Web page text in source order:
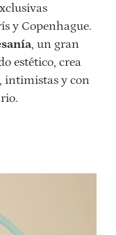
y Copenhague.
, un gran
estético, crea
intimistas y con